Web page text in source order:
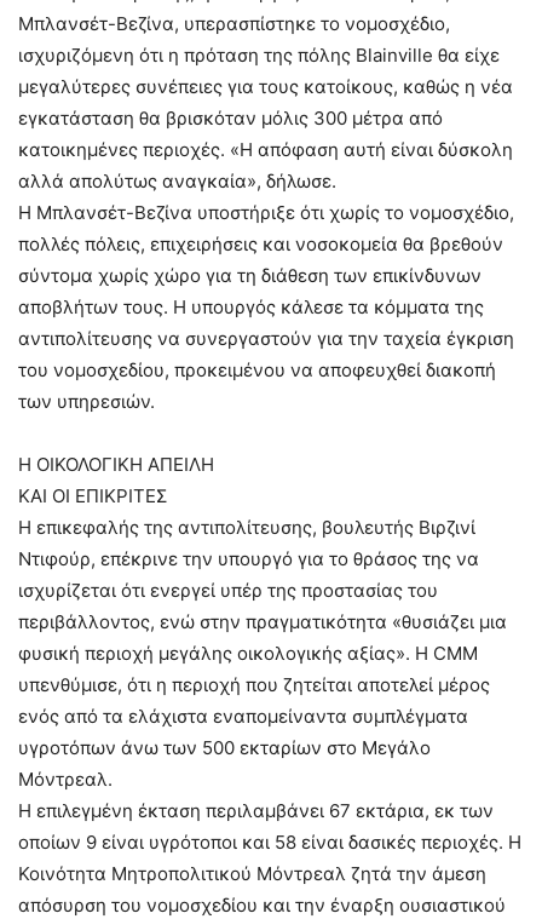
Μπλανσέτ-Βεζίνα, υπερασπίστηκε το νομοσχέδιο,
ισχυριζόμενη ότι η πρόταση της πόλης Blainville θα είχε
μεγαλύτερες συνέπειες για τους κατοίκους, καθώς η νέα
εγκατάσταση θα βρισκόταν μόλις 300 μέτρα από
κατοικημένες περιοχές. «Η απόφαση αυτή είναι δύσκολη
αλλά απολύτως αναγκαία», δήλωσε.
Η Μπλανσέτ-Βεζίνα υποστήριξε ότι χωρίς το νομοσχέδιο,
πολλές πόλεις, επιχειρήσεις και νοσοκομεία θα βρεθούν
σύντομα χωρίς χώρο για τη διάθεση των επικίνδυνων
αποβλήτων τους. Η υπουργός κάλεσε τα κόμματα της
αντιπολίτευσης να συνεργαστούν για την ταχεία έγκριση
του νομοσχεδίου, προκειμένου να αποφευχθεί διακοπή
των υπηρεσιών.
Η ΟΙΚΟΛΟΓΙΚΗ ΑΠΕΙΛΗ
ΚΑΙ ΟΙ ΕΠΙΚΡΙΤΕΣ
Η επικεφαλής της αντιπολίτευσης, βουλευτής Βιρζινί
Ντιφούρ, επέκρινε την υπουργό για το θράσος της να
ισχυρίζεται ότι ενεργεί υπέρ της προστασίας του
περιβάλλοντος, ενώ στην πραγματικότητα «θυσιάζει μια
φυσική περιοχή μεγάλης οικολογικής αξίας». Η CMM
υπενθύμισε, ότι η περιοχή που ζητείται αποτελεί μέρος
ενός από τα ελάχιστα εναπομείναντα συμπλέγματα
υγροτόπων άνω των 500 εκταρίων στο Μεγάλο
Μόντρεαλ.
Η επιλεγμένη έκταση περιλαμβάνει 67 εκτάρια, εκ των
οποίων 9 είναι υγρότοποι και 58 είναι δασικές περιοχές. Η
Κοινότητα Μητροπολιτικού Μόντρεαλ ζητά την άμεση
απόσυρση του νομοσχεδίου και την έναρξη ουσιαστικού